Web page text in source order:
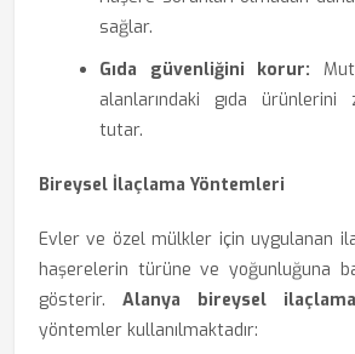
sağlar.
Gıda güvenliğini korur:
alanlarındaki gıda ürünlerini
tutar.
Bireysel İlaçlama Yöntemleri
Evler ve özel mülkler için uygulanan
haşerelerin türüne ve yoğunluğuna
gösterir. Alanya bireysel ilaçlama
yöntemler kullanılmaktadır: